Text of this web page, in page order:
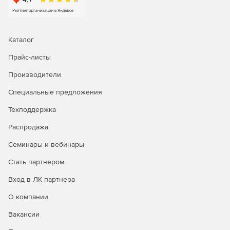
поколения Haswell и выше.
Жесткий диск: 600 МБ свободного места.
Видеокарта: NVidia GeForce GT 650 2 ГБ и выше с
Монитор: поддержка разрешения 1920x1080 и выше.
3 свободных порта USB 2.0 или выше.
Частота кадров: от 30 Гц;
Каталог
Прайс-листы
Производители
Специальные предложения
Техподдержка
Распродажа
Семинары и вебинары
Стать партнером
Вход в ЛК партнера
О компании
Вакансии